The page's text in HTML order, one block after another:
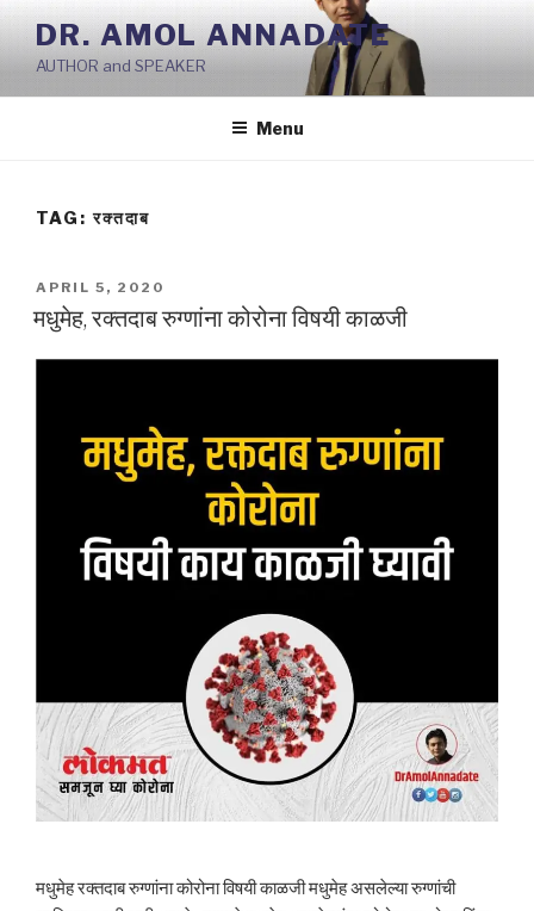
Skip
content
DR. AMOL ANNADATE
AUTHOR and SPEAKER
Menu
TAG:रक्तदाब
POSTED
ON
APRIL 5, 2020
मधुमेह, रक्तदाब रुग्णांना कोरोना विषयी काळजी
मधुमेह रक्तदाब रुग्णांना कोरोना विषयी काळजी मधुमेह असलेल्या रुग्णांची